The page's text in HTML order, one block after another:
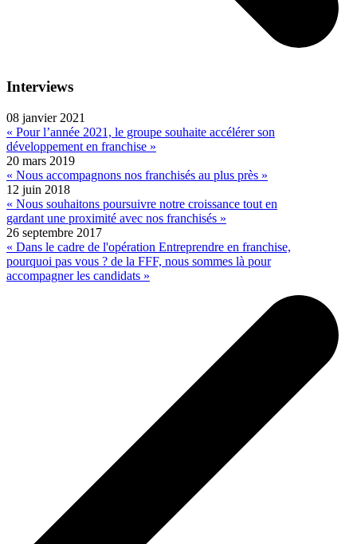
Interviews
08 janvier 2021
« Pour l’année 2021, le groupe souhaite accélérer son
développement en franchise »
20 mars 2019
« Nous accompagnons nos franchisés au plus près »
12 juin 2018
« Nous souhaitons poursuivre notre croissance tout en
gardant une proximité avec nos franchisés »
26 septembre 2017
« Dans le cadre de l'opération Entreprendre en franchise,
pourquoi pas vous ? de la FFF, nous sommes là pour
accompagner les candidats »